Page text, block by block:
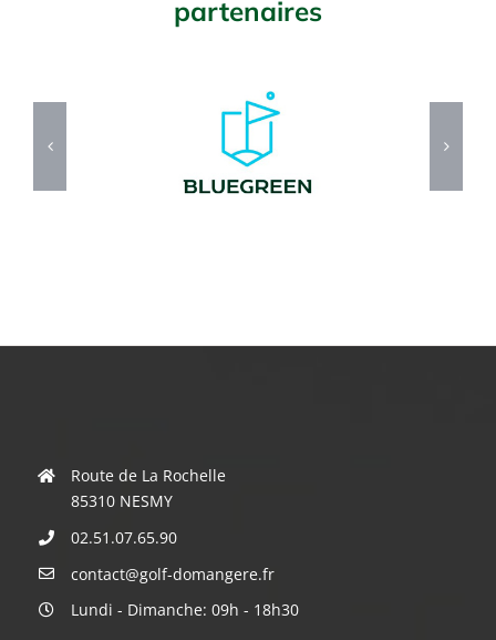
partenaires
Route de La Rochelle
85310 NESMY
02.51.07.65.90
contact@golf-domangere.fr
Lundi - Dimanche: 09h - 18h30